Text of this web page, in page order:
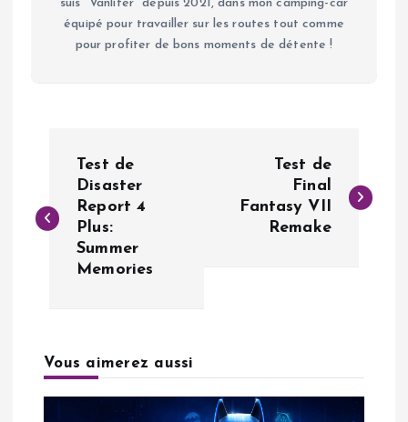
suis "Vanlifer" depuis 2021, dans mon camping-car
équipé pour travailler sur les routes tout comme
pour profiter de bons moments de détente !
v
a
Test de
Disaster
Report 4
Plus:
Summer
Memories
Test de
Final
Fantasy VII
Remake
Vous aimerez aussi